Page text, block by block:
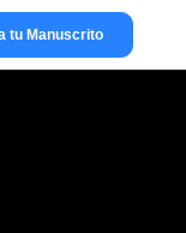
tu Manuscrito